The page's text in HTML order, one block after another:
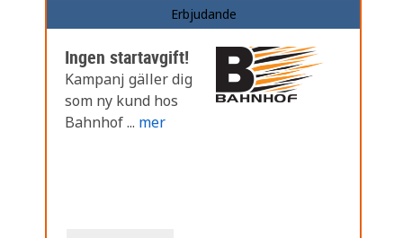
Erbjudande
Ingen startavgift!
Kampanj gäller dig
som ny kund hos
Bahnhof ... mer